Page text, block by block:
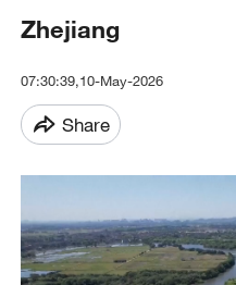
Zhejiang
07:30:39,10-May-2026
Share